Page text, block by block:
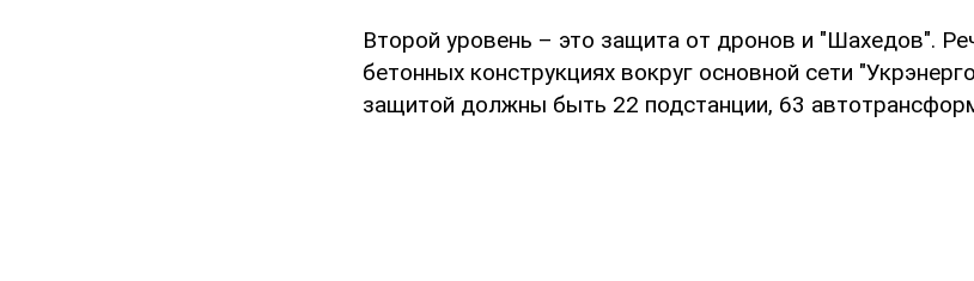
Второй уровень – это защита от дронов и "Шахедов".
бетонных конструкциях вокруг основной сети
защитой должны быть 22 подстанции, 63